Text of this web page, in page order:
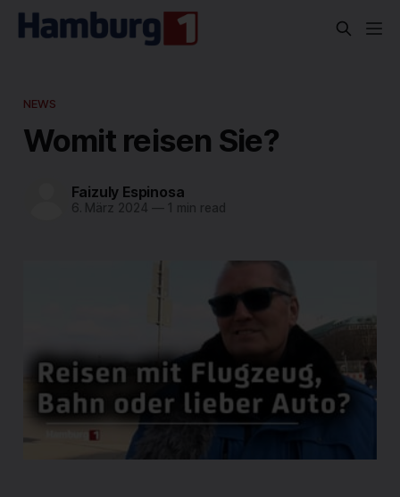
NEWS
Womit reisen Sie?
Faizuly Espinosa
6. März 2024 —1 min read